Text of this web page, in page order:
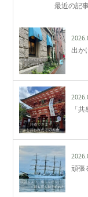
最近の記
出か
「
頑張